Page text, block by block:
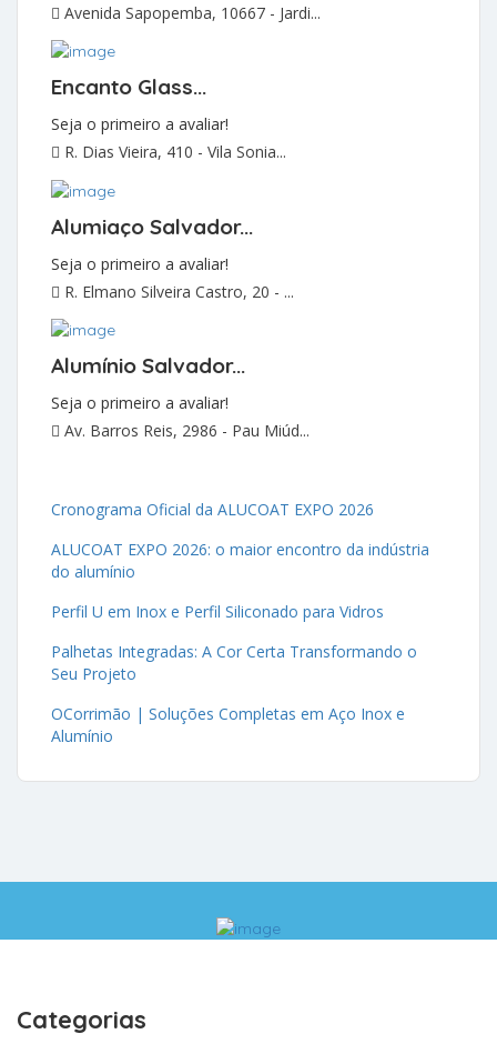
Avenida Sapopemba, 10667 - Jardi...
Encanto Glass...
Seja o primeiro a avaliar!
R. Dias Vieira, 410 - Vila Sonia...
Alumiaço Salvador...
Seja o primeiro a avaliar!
R. Elmano Silveira Castro, 20 - ...
Alumínio Salvador...
Seja o primeiro a avaliar!
Av. Barros Reis, 2986 - Pau Miúd...
Cronograma Oficial da ALUCOAT EXPO 2026
ALUCOAT EXPO 2026: o maior encontro da indústria
do alumínio
Perfil U em Inox e Perfil Siliconado para Vidros
Palhetas Integradas: A Cor Certa Transformando o
Seu Projeto
OCorrimão | Soluções Completas em Aço Inox e
Alumínio
Categorias